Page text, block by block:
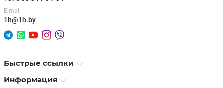
E-mail
1h@1h.by
Быстрые ссылки
Информация